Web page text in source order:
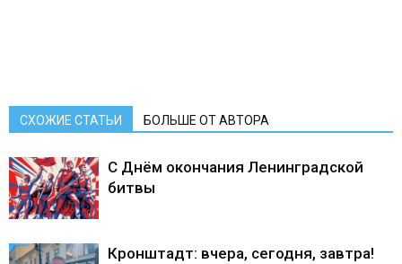
СХОЖИЕ СТАТЬИ БОЛЬШЕ ОТ АВТОРА
С Днём окончания Ленинградской
битвы
Кронштадт: вчера, сегодня, завтра!